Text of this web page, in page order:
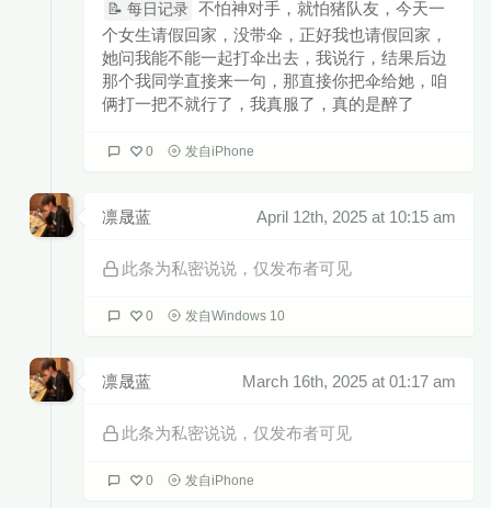
📝 每日记录 不怕神对手，就怕猪队友，今天一
个女生请假回家，没带伞，正好我也请假回家，
她问我能不能一起打伞出去，我说行，结果后边
那个我同学直接来一句，那直接你把伞给她，咱
俩打一把不就行了，我真服了，真的是醉了
0 发自iPhone
凛晟蓝 April 12th, 2025 at 10:15 am
此条为私密说说，仅发布者可见
0 发自Windows 10
凛晟蓝 March 16th, 2025 at 01:17 am
此条为私密说说，仅发布者可见
0 发自iPhone